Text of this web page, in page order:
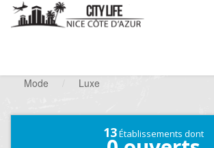
Mode
Luxe
13Établissements dont